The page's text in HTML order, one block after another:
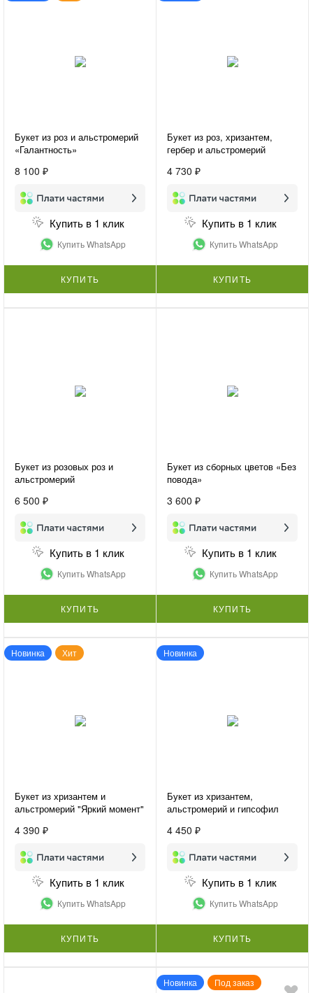
Букет из роз и альстромерий
«Галантность»
8 100 ₽
Купить в 1 клик
Купить WhatsApp
КУПИТЬ
Букет из роз, хризантем,
гербер и альстромерий
4 730 ₽
Купить в 1 клик
Купить WhatsApp
КУПИТЬ
Букет из розовых роз и
альстромерий
6 500 ₽
Купить в 1 клик
Купить WhatsApp
КУПИТЬ
Букет из сборных цветов «Без
повода»
3 600 ₽
Купить в 1 клик
Купить WhatsApp
КУПИТЬ
Новинка Хит
Букет из хризантем и
альстромерий "Яркий момент"
4 390 ₽
Купить в 1 клик
Купить WhatsApp
КУПИТЬ
Новинка
Букет из хризантем,
альстромерий и гипсофил
4 450 ₽
Купить в 1 клик
Купить WhatsApp
КУПИТЬ
Новинка Под заказ